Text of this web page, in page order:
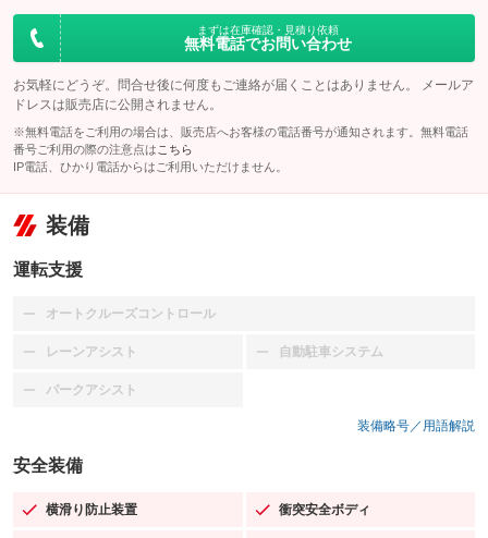
まずは在庫確認・見積り依頼
無料電話でお問い合わせ
お気軽にどうぞ。問合せ後に何度もご連絡が届くことはありません。 メールア
ドレスは販売店に公開されません。
※無料電話をご利用の場合は、販売店へお客様の電話番号が通知されます。無料電話
番号ご利用の際の注意点は こちら
IP電話、ひかり電話からはご利用いただけません。
装備
運転支援
オートクルーズコントロール
：装備なし
レーンアシスト
：装備なし 自動駐車システム
：装備なし
パークアシスト
：装備なし
装備略号／用語解説
安全装備
横滑り防止装置
：装備あり 衝突安全ボディ
：装備あり